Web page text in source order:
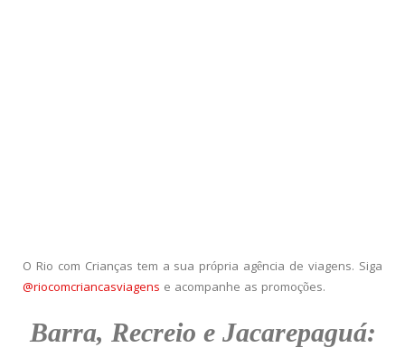
O Rio com Crianças tem a sua própria agência de viagens. Siga
@riocomcriancasviagens e acompanhe as promoções.
Barra, Recreio e Jacarepaguá: